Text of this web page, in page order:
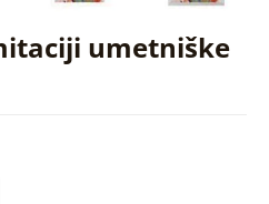
umetniške